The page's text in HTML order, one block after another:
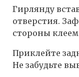
Гирлянду
отверстия.
стороны
Приклейте
Не забудьте